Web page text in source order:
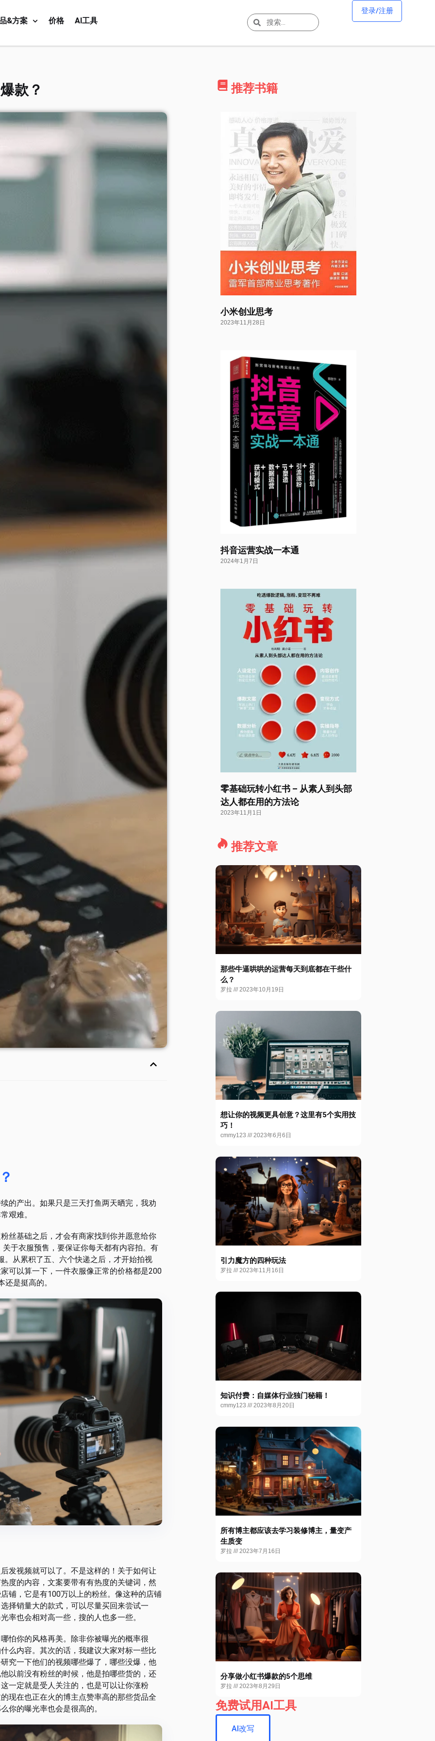
&方案 价格 AI工具
登录/注册
款？
的产出。如果只是三天打鱼两天晒完，我劝
艰难。
丝基础之后，才会有商家找到你并愿意给你
于衣服预售，要保证你每天都有内容拍。有
从累积了五、六个快递之后，才开始拍视
可以算一下，一件衣服像正常的价格都是200
是挺高的。
发视频就可以了。不是这样的！关于如何让
度的内容，文案要带有有热度的关键词，然
铺，它是有100万以上的粉丝。像这种的店铺
择销量大的款式，可以尽量买回来尝试一
率也会相对高一些，搜的人也多一些。
怕你的风格再美。除非你被曝光的概率很
么内容。其次的话，我建议大家对标一些比
究一下他们的视频哪些爆了，哪些没爆，他
以前没有粉丝的时候，他是拍哪些货的，还
一定就是受人关注的，也是可以让你涨粉
现在也正在火的博主点赞率高的那些货品全
你的曝光率也会是很高的。
推荐书籍
小米创业思考
2023年11月28日
抖音运营实战一本通
2024年1月7日
零基础玩转小红书 – 从素人到头部
达人都在用的方法论
2023年11月1日
推荐文章
那些牛逼哄哄的运营每天到底都在干些什
么？
罗拉 2023年10月19日
想让你的视频更具创意？这里有5个实用技
巧！
cmmy123 2023年6月6日
引力魔方的四种玩法
罗拉 2023年11月16日
知识付费：自媒体行业独门秘籍！
cmmy123 2023年8月20日
所有博主都应该去学习装修博主，量变产
生质变
罗拉 2023年7月16日
分享做小红书爆款的5个思维
罗拉 2023年8月29日
免费试用AI工具
AI改写